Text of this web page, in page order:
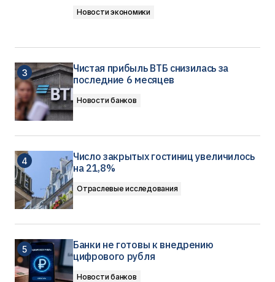
Новости экономики
Чистая прибыль ВТБ снизилась за
последние 6 месяцев
Новости банков
Число закрытых гостиниц увеличилось
на 21,8%
Отраслевые исследования
Банки не готовы к внедрению
цифрового рубля
Новости банков